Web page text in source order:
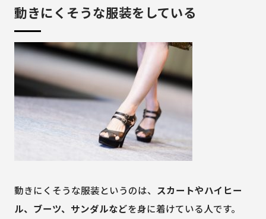
動きにくそうな服装をしている
動きにくそうな服装というのは、 スカートやハイヒー
ル、ブーツ、サンダルなどを身に着けている人です。